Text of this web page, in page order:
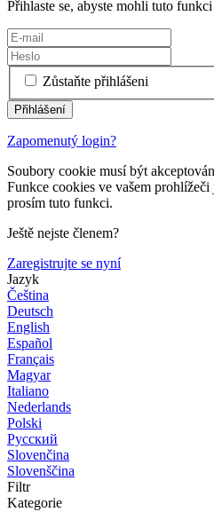
Přihlaste se, abyste mohli tuto
Zůstaňte přihlášeni
Zapomenutý login?
Soubory cookie musí být
Funkce cookies ve vašem
prosím tuto funkci.
Ještě nejste členem?
Zaregistrujte se nyní
Jazyk
Čeština
Deutsch
English
Español
Français
Magyar
Italiano
Nederlands
Polski
Русский
Slovenčina
Slovenščina
Filtr
Kategorie